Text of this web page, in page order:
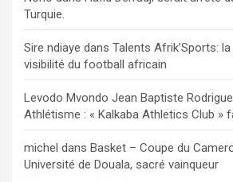
Turquie.
Sire ndiaye dans Talents Afrik’Sports:
visibilité du football africain
Levodo Mvondo Jean Baptiste Rodrigue
Athlétisme : « Kalkaba Athletics Club »
michel dans Basket – Coupe du
Université de Douala, sacré vainqueur